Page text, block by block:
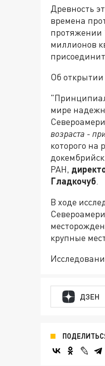
Древность
времена
протяжении
миллионов
Об
мире
возраста -
которого на
РАН,
Гладкочуб.
В ходе
крупные
ДЗЕН